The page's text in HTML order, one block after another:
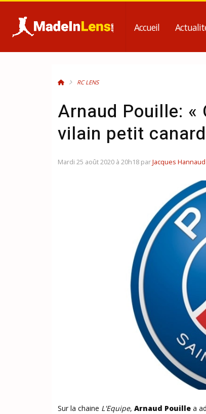
Accueil
RC LENS
Arnaud Pouille:
vilain petit
Sur la chaine L'Equipe, Arnaud Pouille a
Mardi 25 août 2020 à 20h18 parJacques Hannaud